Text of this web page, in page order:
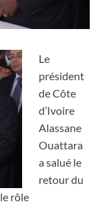
Le
président
de Côte
d’Ivoire
Alassane
Ouattara
a salué le
retour du
rôle